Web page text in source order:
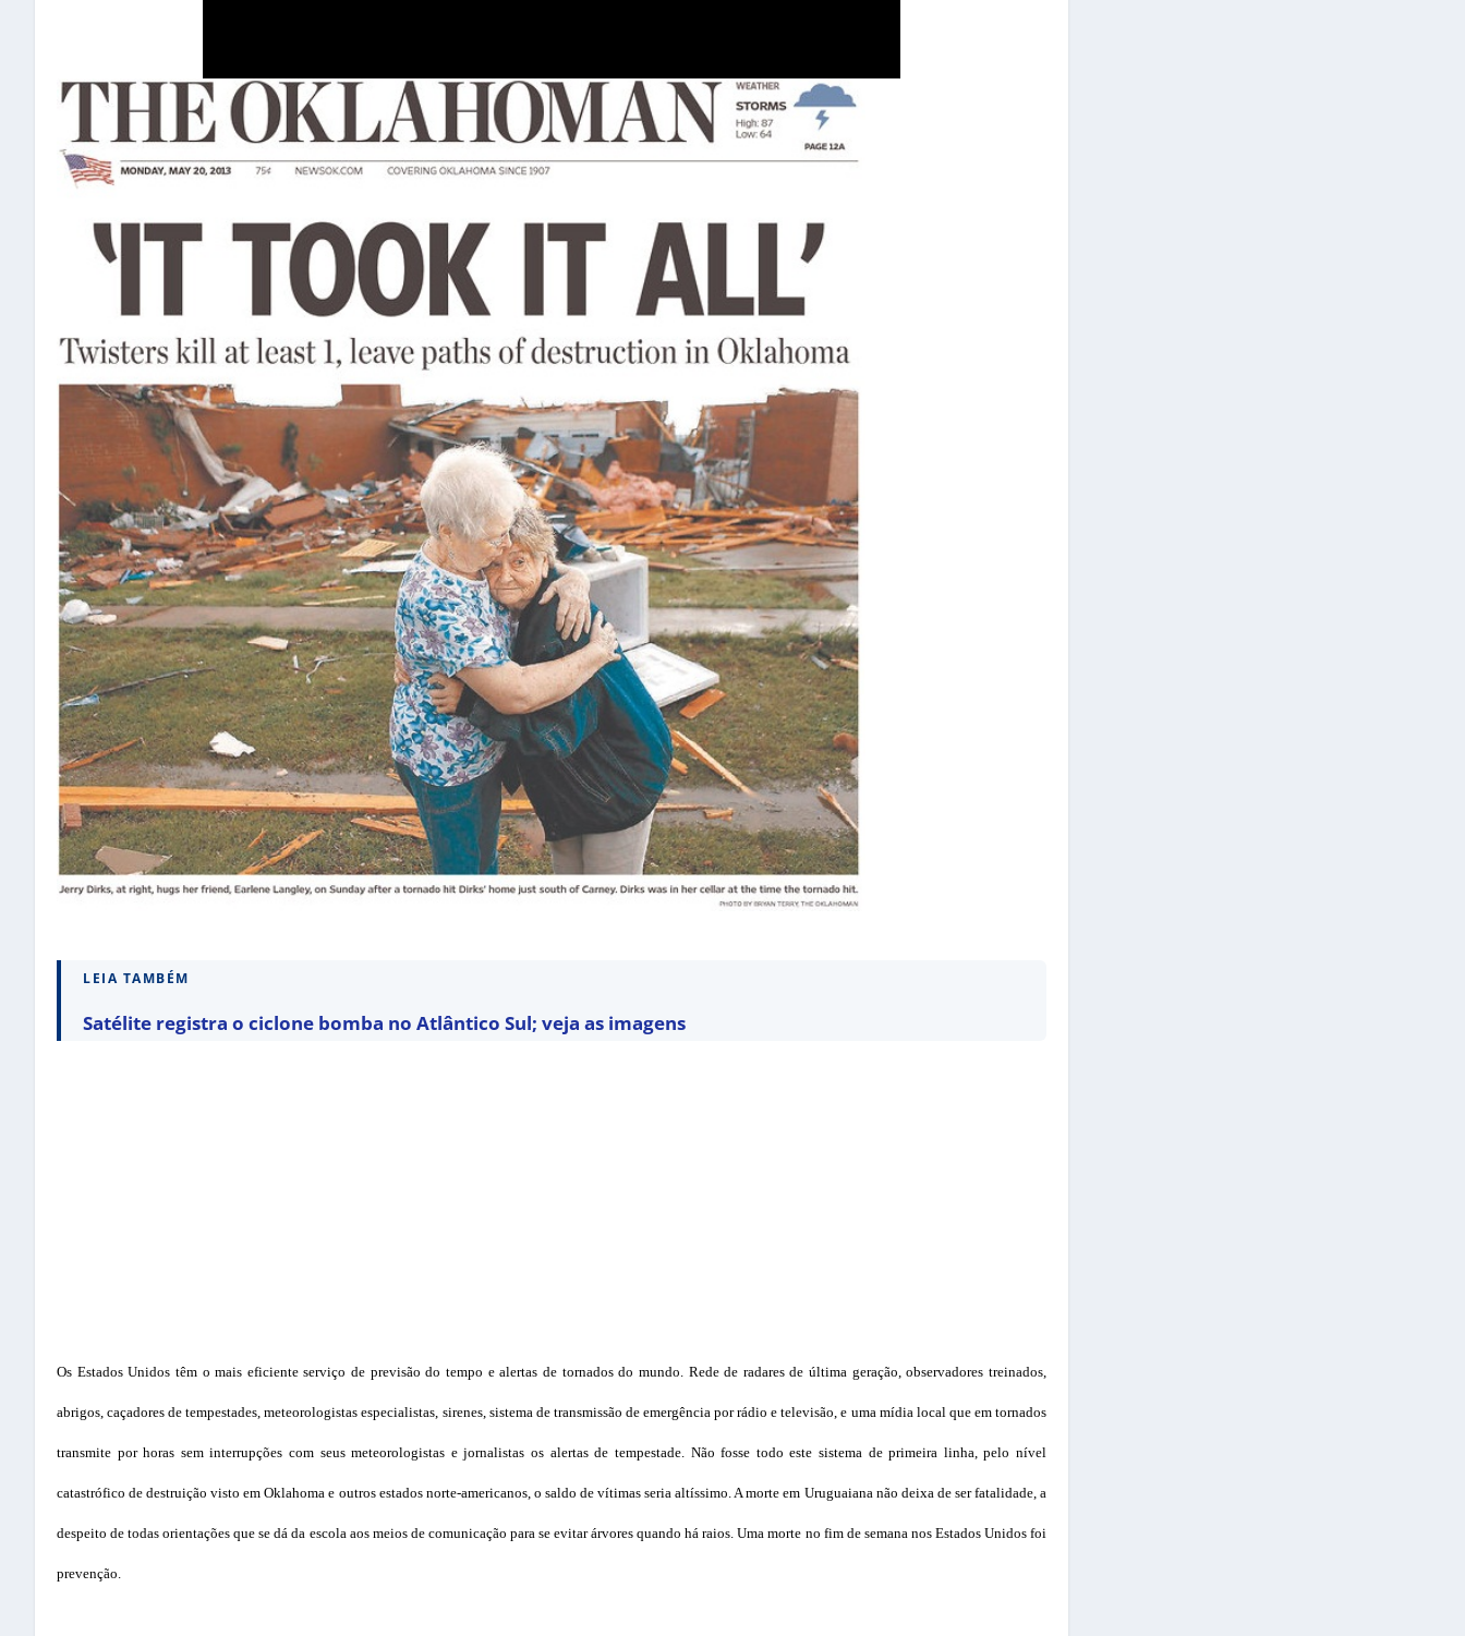
LEIA TAMBÉM
Satélite registra o ciclone bomba no Atlântico Sul; veja as imagens
Os Estados Unidos têm o mais eficiente serviço de previsão do tempo e alertas de tornados do mundo. Rede de radares de última geração, observadores treinados,
abrigos, caçadores de tempestades, meteorologistas especialistas, sirenes, sistema de transmissão de emergência por rádio e televisão, e uma mídia local que em tornados
transmite por horas sem interrupções com seus meteorologistas e jornalistas os alertas de tempestade. Não fosse todo este sistema de primeira linha, pelo nível
catastrófico de destruição visto em Oklahoma e outros estados norte-americanos, o saldo de vítimas seria altíssimo. A morte em Uruguaiana não deixa de ser fatalidade, a
despeito de todas orientações que se dá da escola aos meios de comunicação para se evitar árvores quando há raios. Uma morte no fim de semana nos Estados Unidos foi
prevenção.